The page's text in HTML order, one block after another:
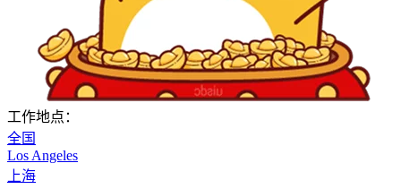
工作地点：
全国
Los Angeles
上海